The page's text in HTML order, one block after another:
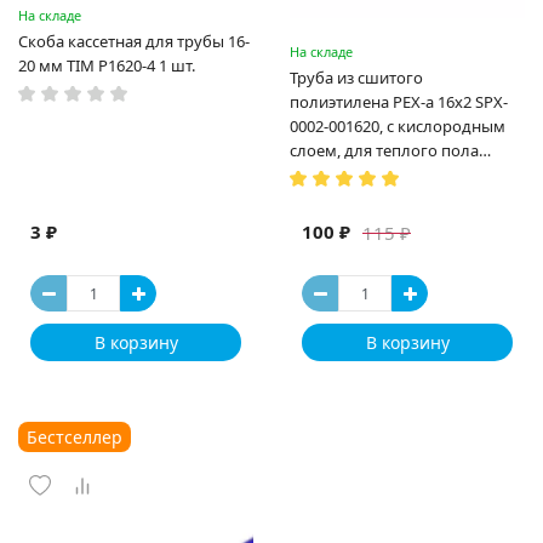
На складе
Скоба кассетная для трубы 16-
20 мм TIM P1620-4 1 шт.
3 ₽
В корзину
На складе
Труба из сшитого
полиэтилена PEX-a 16х2 SPX-
0002-001620, с кислородным
слоем, для теплого пола
(Испания)
115 ₽
100 ₽
В корзину
Бестселлер